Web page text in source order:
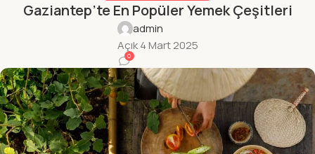
Gaziantep’te En Popüler Yemek Çeşitleri
admin
Açık 4 Mart 2025
0